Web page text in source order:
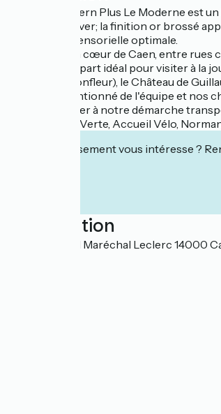
Le Best Western Plus Le Moderne est
rénové cet hiver; la finition or brossé
expérience sensorielle optimale.
Situé en plein cœur de Caen, entre
le point de départ idéal pour visiter à la
(Deauville, Honfleur), le Château de
L’accueil attentionné de l'équipe et
Pour participer à notre démarche
Labélisé Clef Verte, Accueil Vélo,
Cet établissement vous intéresse ?
Localisation
116 Boulevard Maréchal Leclerc 14000